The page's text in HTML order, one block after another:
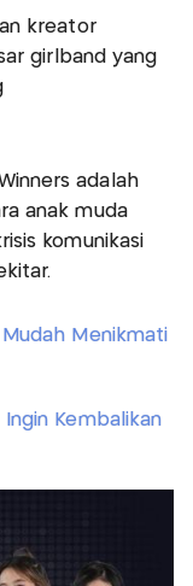
kreator
girlband yang
adalah
anak muda
komunikasi
Menikmati
Kembalikan